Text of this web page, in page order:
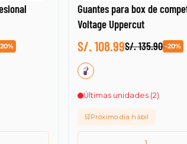
Guantes para box de
Voltage Uppercut
S/. 108.99S/. 135.90 -20%
Últimas unidades (2)
🛒Próximo día hábil